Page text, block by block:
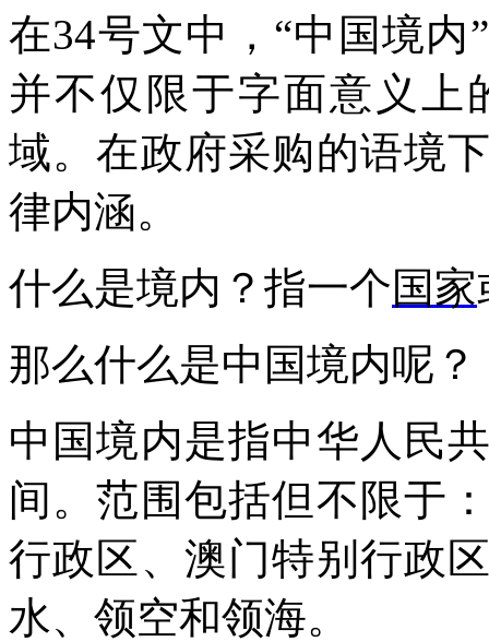
在34号文中，“中国境
并不仅限于字面意义上
域。在政府采购的语境
律内涵。
什么是境内？指一个国家
那么什么是中国境内呢？
中国境内是指中华人民
间。范围包括但不限于
行政区、澳门特别行政
水、领空和领海。